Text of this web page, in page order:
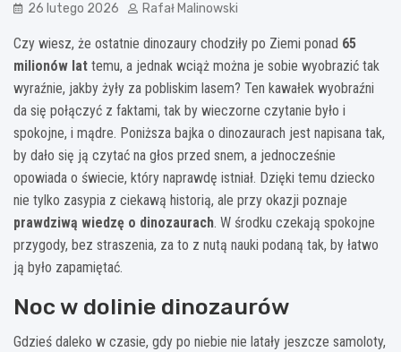
26 lutego 2026 Rafał Malinowski
Czy wiesz, że ostatnie dinozaury chodziły po Ziemi ponad 65
milionów lat temu, a jednak wciąż można je sobie wyobrazić tak
wyraźnie, jakby żyły za pobliskim lasem? Ten kawałek wyobraźni
da się połączyć z faktami, tak by wieczorne czytanie było i
spokojne, i mądre. Poniższa bajka o dinozaurach jest napisana tak,
by dało się ją czytać na głos przed snem, a jednocześnie
opowiada o świecie, który naprawdę istniał. Dzięki temu dziecko
nie tylko zasypia z ciekawą historią, ale przy okazji poznaje
prawdziwą wiedzę o dinozaurach. W środku czekają spokojne
przygody, bez straszenia, za to z nutą nauki podaną tak, by łatwo
ją było zapamiętać.
Noc w dolinie dinozaurów
Gdzieś daleko w czasie, gdy po niebie nie latały jeszcze samoloty,